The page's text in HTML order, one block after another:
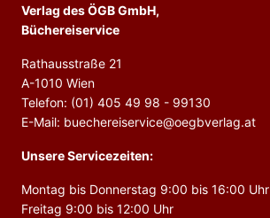
Verlag des ÖGB GmbH,
Büchereiservice
Rathausstraße 21
A-1010 Wien
Telefon: (01) 405 49 98 - 99130
E-Mail: buechereiservice@oegbverlag.at
Unsere Servicezeiten:
Montag bis Donnerstag 9:00 bis 16:00 Uhr
Freitag 9:00 bis 12:00 Uhr